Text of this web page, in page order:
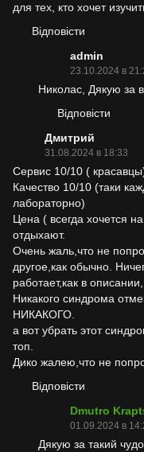
для тех, кто хочет
Відповісти
admin
23.10.2024 в
Николас, Дякую за
Відповісти
Дмитрий
31.08.2024 в 18:33
Сервис 10/10 (
Качество 10/10 (таки
лабораторно)
Цена ( всегда хочется
отдыхают.
Очень жаль,что не
другое,как обычно.
работает,как в
Никакого синдрома
НИКАКОГО.
а вот убрать этот
топ.
Дико жалею,что не
Відповісти
Dmutro
01.09.2024 в
Дякую за такий